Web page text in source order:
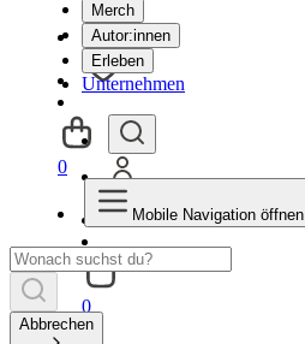
Merch
Autor:innen
Erleben
Unternehmen
0
0
Mobile Navigation öffnen
Abbrechen